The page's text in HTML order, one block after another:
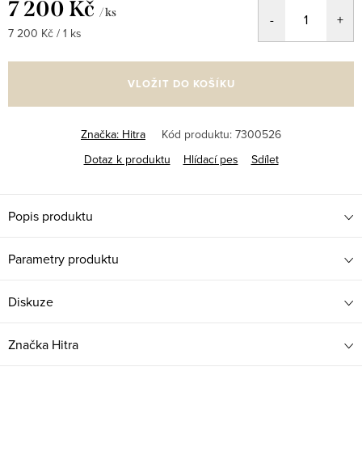
7 200 Kč / ks
Měrná
7 200 Kč / 1 ks
VLOŽIT DO KOŠÍKU
Značka: Hitra Kód produktu: 7300526
Dotaz k produktu
Hlídací pes Sdílet
Popis produktu
Parametry produktu
Diskuze
Značka Hitra